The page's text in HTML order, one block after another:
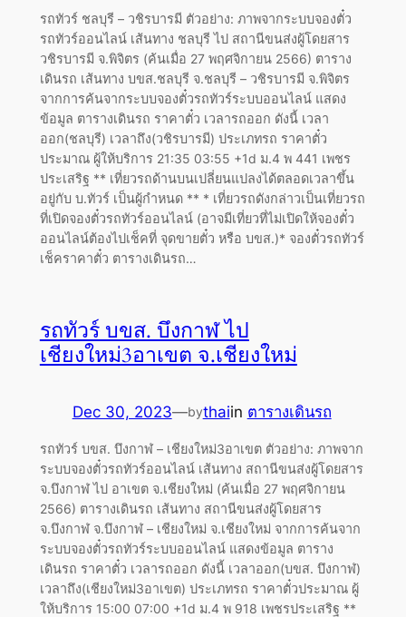
รถทัวร์ ชลบุรี – วชิรบารมี ตัวอย่าง: ภาพจากระบบจองตั๋ว
รถทัวร์ออนไลน์ เส้นทาง ชลบุรี ไป สถานีขนส่งผู้โดยสาร
วชิรบารมี จ.พิจิตร (ค้นเมื่อ 27 พฤศจิกายน 2566) ตาราง
เดินรถ เส้นทาง บขส.ชลบุรี จ.ชลบุรี – วชิรบารมี จ.พิจิตร
จากการค้นจากระบบจองตั๋วรถทัวร์ระบบออนไลน์ แสดง
ข้อมูล ตารางเดินรถ ราคาตั๋ว เวลารถออก ดังนี้ เวลา
ออก(ชลบุรี) เวลาถึง(วชิรบารมี) ประเภทรถ ราคาตั๋ว
ประมาณ ผู้ให้บริการ 21:35 03:55 +1d ม.4 พ 441 เพชร
ประเสริฐ ** เที่ยวรถด้านบนเปลี่ยนแปลงได้ตลอดเวลาขึ้น
อยู่กับ บ.ทัวร์ เป็นผู้กำหนด ** * เที่ยวรถดังกล่าวเป็นเที่ยวรถ
ที่เปิดจองตั๋วรถทัวร์ออนไลน์ (อาจมีเที่ยวที่ไม่เปิดให้จองตั๋ว
ออนไลน์ต้องไปเช็คที่ จุดขายตั๋ว หรือ บขส.)* จองตั๋วรถทัวร์
เช็คราคาตั๋ว ตารางเดินรถ…
รถทัวร์ บขส. บึงกาฬ ไป
เชียงใหม่3อาเขต จ.เชียงใหม่
Dec 30, 2023—bythaiin ตารางเดินรถ
รถทัวร์ บขส. บึงกาฬ – เชียงใหม่3อาเขต ตัวอย่าง: ภาพจาก
ระบบจองตั๋วรถทัวร์ออนไลน์ เส้นทาง สถานีขนส่งผู้โดยสาร
จ.บึงกาฬ ไป อาเขต จ.เชียงใหม่ (ค้นเมื่อ 27 พฤศจิกายน
2566) ตารางเดินรถ เส้นทาง สถานีขนส่งผู้โดยสาร
จ.บึงกาฬ จ.บึงกาฬ – เชียงใหม่ จ.เชียงใหม่ จากการค้นจาก
ระบบจองตั๋วรถทัวร์ระบบออนไลน์ แสดงข้อมูล ตาราง
เดินรถ ราคาตั๋ว เวลารถออก ดังนี้ เวลาออก(บขส. บึงกาฬ)
เวลาถึง(เชียงใหม่3อาเขต) ประเภทรถ ราคาตั๋วประมาณ ผู้
ให้บริการ 15:00 07:00 +1d ม.4 พ 918 เพชรประเสริฐ **